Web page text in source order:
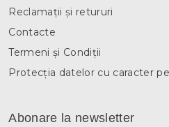
Reclamații și retururi
Contacte
Termeni și Condiții
Protecția datelor cu caracter
Abonare la newsletter